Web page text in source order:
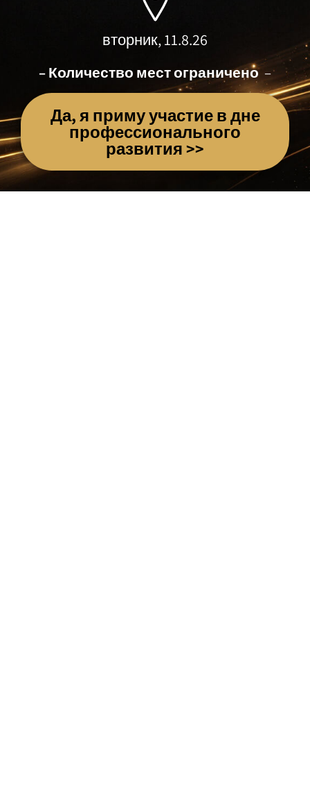
вторник, 11.8.26
– Количество мест ограничено –
Да, я приму участие в дне
профессионального
развития >>